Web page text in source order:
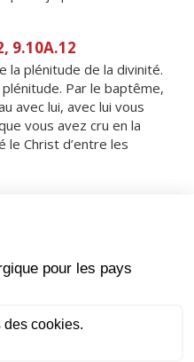
9.10A.12
la plénitude de la divinité.
Par le baptême,
avec lui, avec lui vous
vous avez cru en la
le Christ d’entre les
de joie, alléluia,
les abaissements de
fais-leur connaître le